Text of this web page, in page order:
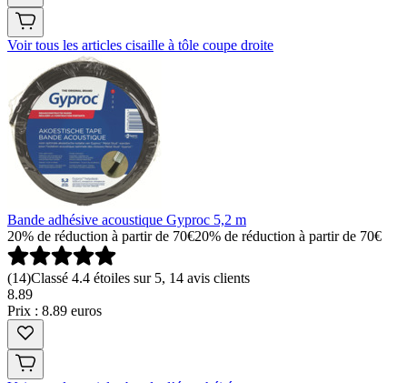
Voir tous les articles cisaille à tôle coupe droite
Bande adhésive acoustique Gyproc 5,2 m
20% de réduction à partir de 70€20% de réduction à partir de 70€
(14)Classé 4.4 étoiles sur 5, 14 avis clients
8.89
Prix : 8.89 euros